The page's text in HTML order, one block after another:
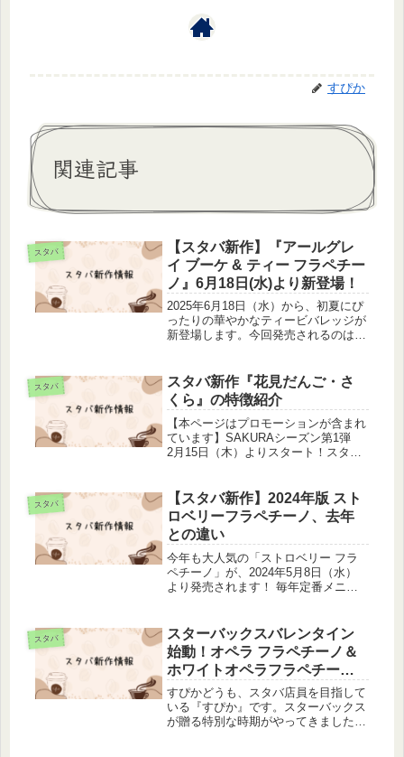
すぴか
関連記事
スタバ
【スタバ新作】『アールグレ
イ ブーケ & ティー フラペチー
ノ』6月18日(水)より新登場！
2025年6月18日（水）から、初夏にぴ
ったりの華やかなティービバレッジが
新登場します。今回発売されるのは、
ラペチーノとなった、『アールグレイ
ブーケ & ティー...
スタバ
スタバ新作『花見だんご・さ
くら』の特徴紹介
【本ページはプロモーションが含まれ
ています】SAKURAシーズン第1弾
2月15日（木）よりスタート！スター
ンをスタートすることを発表しまし
た。お花見で定番の三...
スタバ
【スタバ新作】2024年版 スト
ロベリーフラペチーノ、去年
との違い
今年も大人気の「ストロベリー フラ
ペチーノ」が、2024年5月8日（水）
より発売されます！ 毎年定番メニュ
今年はどんな進化を遂げているのでし
ょうか？今年のストロベリー フラ...
スタバ
スターバックスバレンタイン
始動！オペラ フラペチーノ＆
ホワイトオペラフラペチーノ
新登場
すぴかどうも、スタバ店員を目指して
いる『すぴか』です。スターバックス
が贈る特別な時期がやってきました！